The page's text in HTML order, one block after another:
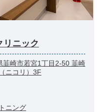
リニック
韮崎市若宮1丁目2-50 韮崎
ニコリ）3F
ニング